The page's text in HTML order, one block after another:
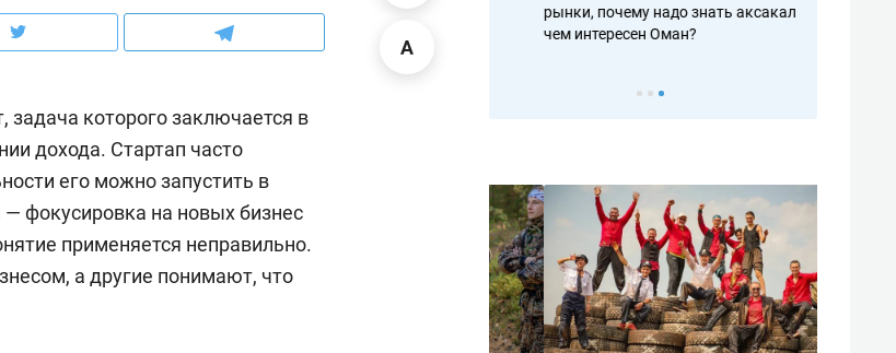
задача которого заключается в
дохода. Стартап часто
его можно запустить в
фокусировка на новых бизнес
применяется неправильно.
а другие понимают, что
росте цен, дотошных
и чудных запросах мастеров
школьной формы о контрафакте,
налогах и развитии без кредитов
рынки, почему надо знать аксакалов и
чем интересен Оман?